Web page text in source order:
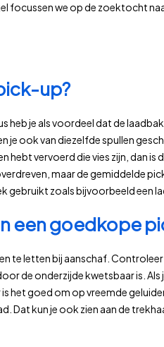
focussen we op de zoektocht
up?
heb je als voordeel dat de
je ook van diezelfde spullen
hebt vervoerd die vies zijn, dan is
maar de gemiddelde
gebruikt zoals bijvoorbeeld een
een goedkope
te letten bij aanschaf.
de onderzijde kwetsbaar is. Als
het goed om op vreemde
Dat kun je ook zien aan de